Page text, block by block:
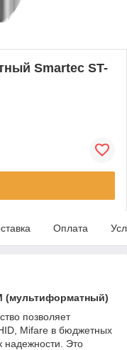
Smartec ST-
Оплата
(мультиформатный)
позволяет
Mifare в бюджетных
надежности. Это